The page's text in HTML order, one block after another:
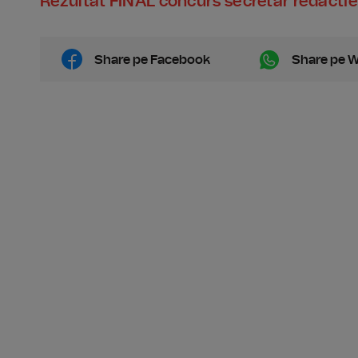
Share pe Facebook Share pe